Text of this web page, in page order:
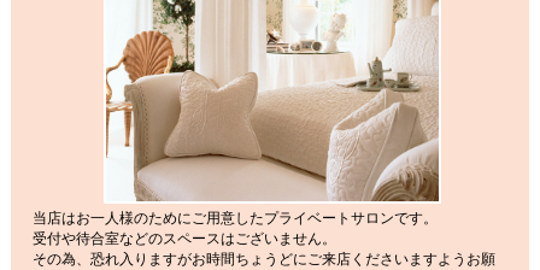
当店はお一人様のためにご用意したプライベートサロンです。
受付や待合室などのスペースはございません。
その為、恐れ入りますがお時間ちょうどにご来店くださいますようお願